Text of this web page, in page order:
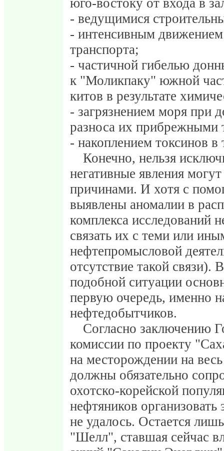
юго-востоку от входа в
- ведущимися
- интенсивным
транспорта;
- частичной гибелью
к "Моликпаку" южной
китов в результате
- загрязнением моря при
разноса их прибрежными
- накоплением токсинов в
Конечно, нельзя
негативные явления
причинами. И хотя с
выявлены аномалии в
комплекса исследований
связать их с теми или
нефтепромысловой
отсутствие такой связи).
подобной ситуации
первую очередь, именно
нефтедобытчиков.
Согласно заключению
комиссии по проекту
на месторождении на
должны обязательно
охотско-корейской
нефтяников
не удалось. Остается
"Шелл", ставшая сейчас